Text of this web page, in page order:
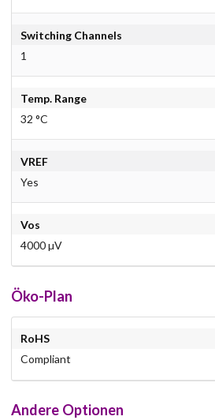
Switching Channels
1
Temp. Range
32 °C
VREF
Yes
Vos
4000 µV
Öko-Plan
RoHS
Compliant
Andere Optionen